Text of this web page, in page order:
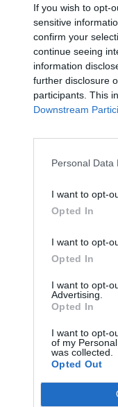
If you wish to opt-
sensitive
confirm your
continue seeing
information
further disclosure
participants. This
Downstream
Personal Data
I want to opt-
Opted In
I want to opt-
Opted In
I want to opt-
Advertising.
Opted In
I want to opt-
of my
was collected.
Opted Out
Visby,
är i beredskap
en
helikopter norrtälje